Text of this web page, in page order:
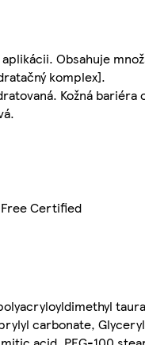
Obsahuje
komplex].
Kožná
Certified
carbonate,